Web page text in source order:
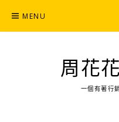
content
MENU
周花
一個有著行